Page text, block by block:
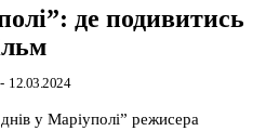
де подивитись
- 12.03.2024
у Маріуполі” режисера